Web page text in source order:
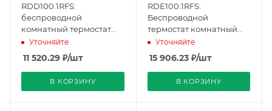
RDD100.1RFS:
беспроводной
комнатный термостат
(S55770-T281), Siemens
Уточняйте
11 520.29 ₽/шт
В КОРЗИНУ
RDE100.1RFS:
Беспроводной
термостат комнатный
(S55770-T282), Siemens
Уточняйте
15 906.23₽/шт
В КОРЗИНУ